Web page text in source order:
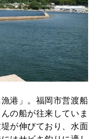
港」。福岡市営渡船
の船が往来していま
が伸びており、水面